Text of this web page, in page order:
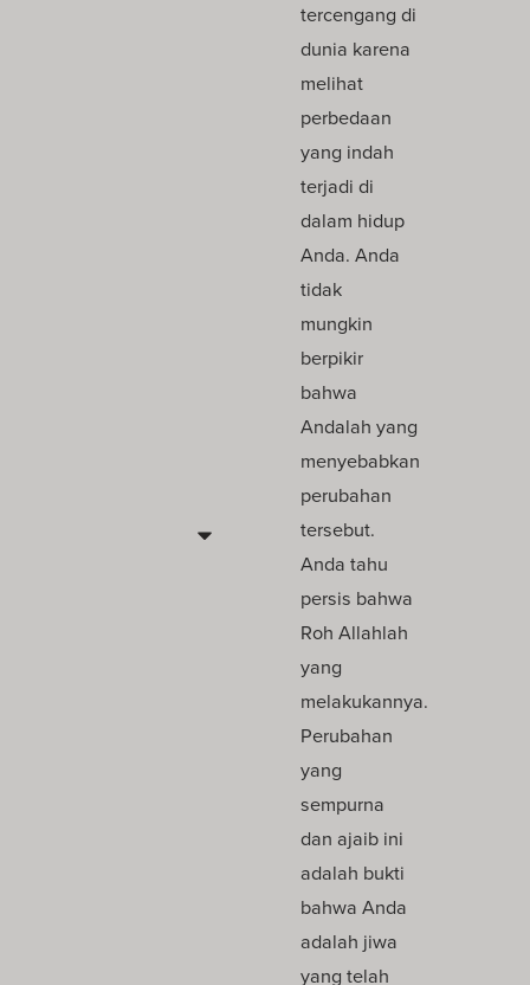
tercengang di
dunia karena
melihat
perbedaan
yang indah
terjadi di
dalam hidup
Anda. Anda
tidak
mungkin
berpikir
bahwa
Andalah yang
menyebabkan
perubahan
tersebut.
Anda tahu
persis bahwa
Roh Allahlah
yang
melakukannya.
Perubahan
yang
sempurna
dan ajaib ini
adalah bukti
bahwa Anda
adalah jiwa
yang telah